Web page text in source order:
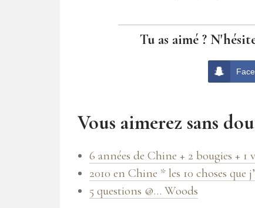
Tu as aimé ?
Vous aimerez sans
6 années de Chine + 2 bougies +
2010 en Chine * les 10 choses que
5 questions @… Woods